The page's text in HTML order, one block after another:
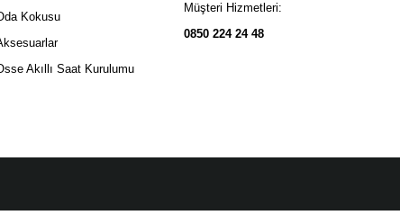
Kokusu
Akıllı Saat Kurulumu
Müşteri Hizmetleri:
0850 224 24 48